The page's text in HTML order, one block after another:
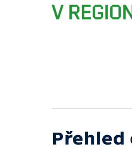
Přehled